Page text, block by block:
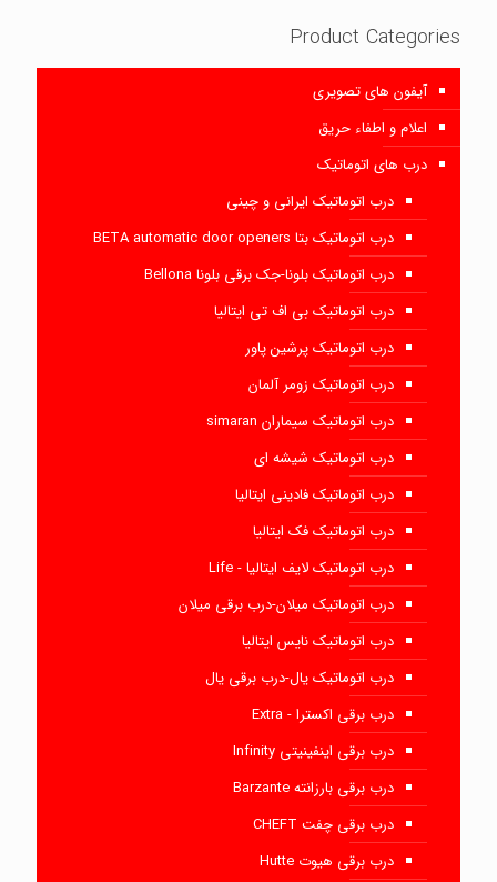
Product Categories
آیفون های تصویری
اعلام و اطفاء حریق
درب های اتوماتیک
درب اتوماتیک ایرانی و چینی
درب اتوماتیک بتا BETA automatic door openers
درب اتوماتیک بلونا-جک برقی بلونا Bellona
درب اتوماتیک بی اف تی ایتالیا
درب اتوماتیک پرشین پاور
درب اتوماتیک زومر آلمان
درب اتوماتیک سیماران simaran
درب اتوماتیک شیشه ای
درب اتوماتیک فادینی ایتالیا
درب اتوماتیک فک ایتالیا
درب اتوماتیک لایف ایتالیا - Life
درب اتوماتیک میلان-درب برقی میلان
درب اتوماتیک نایس ایتالیا
درب اتوماتیک یال-درب برقی یال
درب برقی اکسترا - Extra
درب برقی اینفینیتی Infinity
درب برقی بارزانته Barzante
درب برقی چفت CHEFT
درب برقی هیوت Hutte